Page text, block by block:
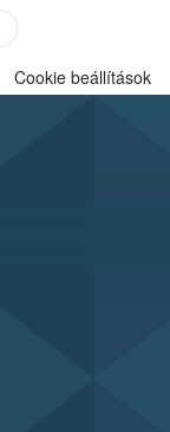
Cookie beállítások